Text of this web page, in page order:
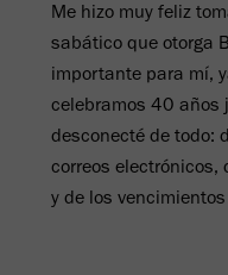
Me hizo muy feliz
sabático que otorga
importante para mí,
celebramos 40 años
desconecté de todo:
correos electrónicos,
y de los